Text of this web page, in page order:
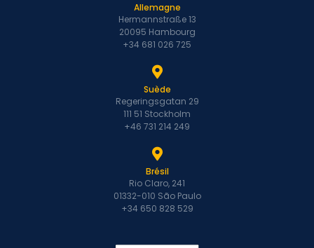
Allemagne
Hermannstraße 13
20095 Hambourg
+34 681 026 725
Suède
Regeringsgatan 29
111 51 Stockholm
+46 731 214 249
Brésil
Rio Claro, 241
01332-010 São Paulo
+34 650 828 529